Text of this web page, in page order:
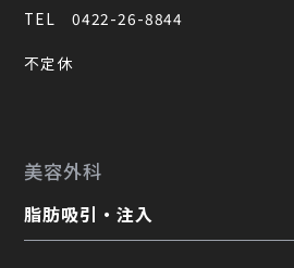
TEL 0422-26-8844
不定休
美容外科
脂肪吸引・注入